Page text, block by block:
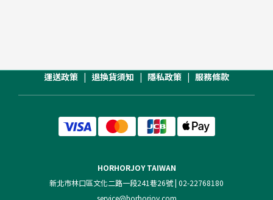
運送政策 | 退換貨須知 | 隱私政策 | 服務條款
HORHORJOY TAIWAN
新北市林口區文化二路一段241巷26號 | 02-22768180